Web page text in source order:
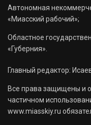
Автономная
«Миасский рабочий»;
Областное
«Губерния».
Главный редактор:
Все права защищены и
частичном
www.miasskiy.ru